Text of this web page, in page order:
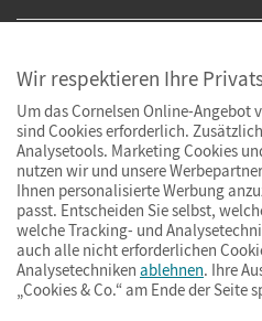
ImpressumAGBDatenschutz
Wir respektieren Ihre
Um das Cornelsen Online-Angebot
sind Cookies erforderlich.
Analysetools. Marketing Cookies
nutzen wir und unsere
Ihnen personalisierte Werbung
passt. Entscheiden Sie selbst,
welche Tracking- und
auch alle nicht erforderlichen
Analysetechniken ablehnen. Ihre
„Cookies & Co.“ am Ende der